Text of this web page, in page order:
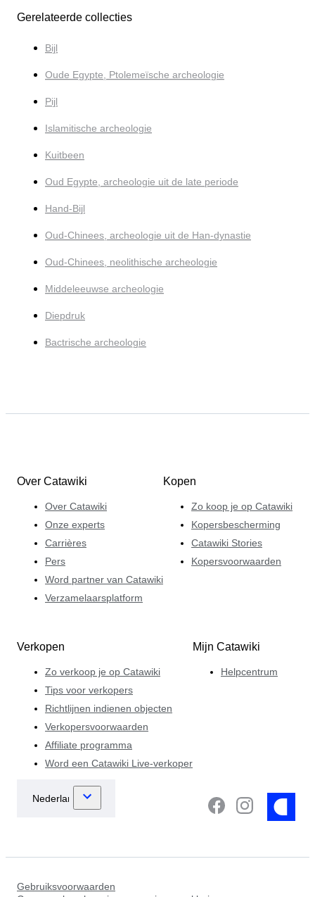
Gerelateerde collecties
Bijl
Oude Egypte, Ptolemeïsche archeologie
Pijl
Islamitische archeologie
Kuitbeen
Oud Egypte, archeologie uit de late periode
Hand-Bijl
Oud-Chinees, archeologie uit de Han-dynastie
Oud-Chinees, neolithische archeologie
Middeleeuwse archeologie
Diepdruk
Bactrische archeologie
Over Catawiki
Over Catawiki
Onze experts
Carrières
Pers
Word partner van Catawiki
Verzamelaarsplatform
Kopen
Zo koop je op Catawiki
Kopersbescherming
Catawiki Stories
Kopersvoorwaarden
Verkopen
Zo verkoop je op Catawiki
Tips voor verkopers
Richtlijnen indienen objecten
Verkopersvoorwaarden
Affiliate programma
Word een Catawiki Live-verkoper
Mijn Catawiki
Helpcentrum
Gebruiksvoorwaarden